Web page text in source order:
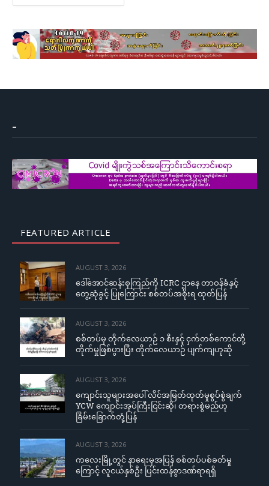
–
FEATURED ARTICLE
AUGUST 3, 2026
ဒေါ်အောင်ဆန်းစုကြည်ကို ICRC ဌာနေ တာဝန်ခံနှင့်
တွေ့ဆုံခွင့် ပြုကြောင်း စစ်တပ်အစိုးရ ထုတ်ပြန်
AUGUST 3, 2026
စစ်တပ်မှ တိုက်လေယာဉ် ၁ စီးနှင့် ငှက်တစ်ကောင်တို့
တိုက်မှုဖြစ်ပွားပြီး တိုက်လေယာဉ် ပျက်ကျဟုဆို
AUGUST 3, 2026
ကျောင်းသူများအပေါ် လိင်အမြတ်ထုတ်မှုစွပ်စွဲချက်
YCW ကျောင်းအုပ်ကြီးငြင်းဆို၊ တရားစွဲမည်ဟု
ခြိမ်းခြောက်တုံ့ပြန်
AUGUST 3, 2026
ကလေးမြို့တွင် နာရေးမှအပြန် စစ်တပ်ပစ်ခတ်မှု
ကြောင့် လူငယ်နှစ်ဦး ပြင်းထန်စွာဒဏ်ရာရရှိ